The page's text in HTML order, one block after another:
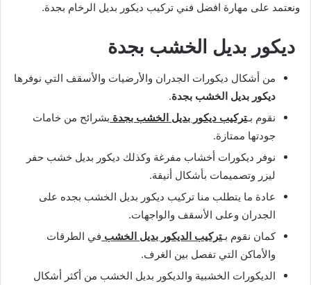
ونعتمد على مهارة افضل فني تركيب ديكور بديل الرخام بجدة.
ديكور بديل الخشب بجدة
من أشكال ديكورات الجدران والأرضيات والأسقف التي نوفرها
ديكور بديل الخشب بجدة.
نقوم بـتركيب ديكور بديل الخشب بجدة بشرائح من خامات
جودتها ممتازة.
نوفر ديكورات أخشاب مفرغة وكذلك ديكور بديل خشب حفر
ليزر وتصميمات بأشكال أنيقة.
عادة ما يتطلب منا تركيب ديكور بديل الخشب بجده على
الجدران وعلى الأسقف والواجهات.
كمان نقوم بـتركيب الديكور بديل الخشب في الطرقات
والأماكن التي تفصل بين الغرف.
الديكورات الخشبية والديكور بديل الخشب من أكثر أشكال